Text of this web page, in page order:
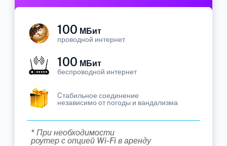
100 МБит
проводной интернет
100 МБит
беспроводной интернет
Cтабильное соединение
независимо от погоды и вандализма
* При необходимости
роутер с опцией Wi-Fi в аренду